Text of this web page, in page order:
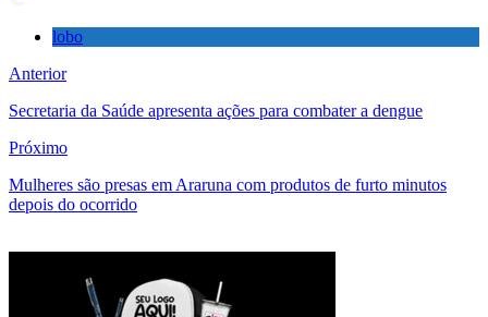
lobo
Anterior
Secretaria da Saúde apresenta ações para combater a dengue
Próximo
Mulheres são presas em Araruna com produtos de furto minutos
depois do ocorrido